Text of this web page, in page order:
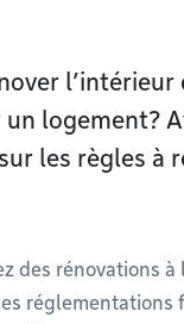
logement?
les règles à
des rénovations